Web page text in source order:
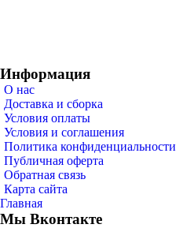
Информация
О нас
Доставка и сборка
Условия оплаты
Условия и соглашения
Политика конфиденциальности
Публичная оферта
Обратная связь
Карта сайта
Главная
Мы Вконтакте